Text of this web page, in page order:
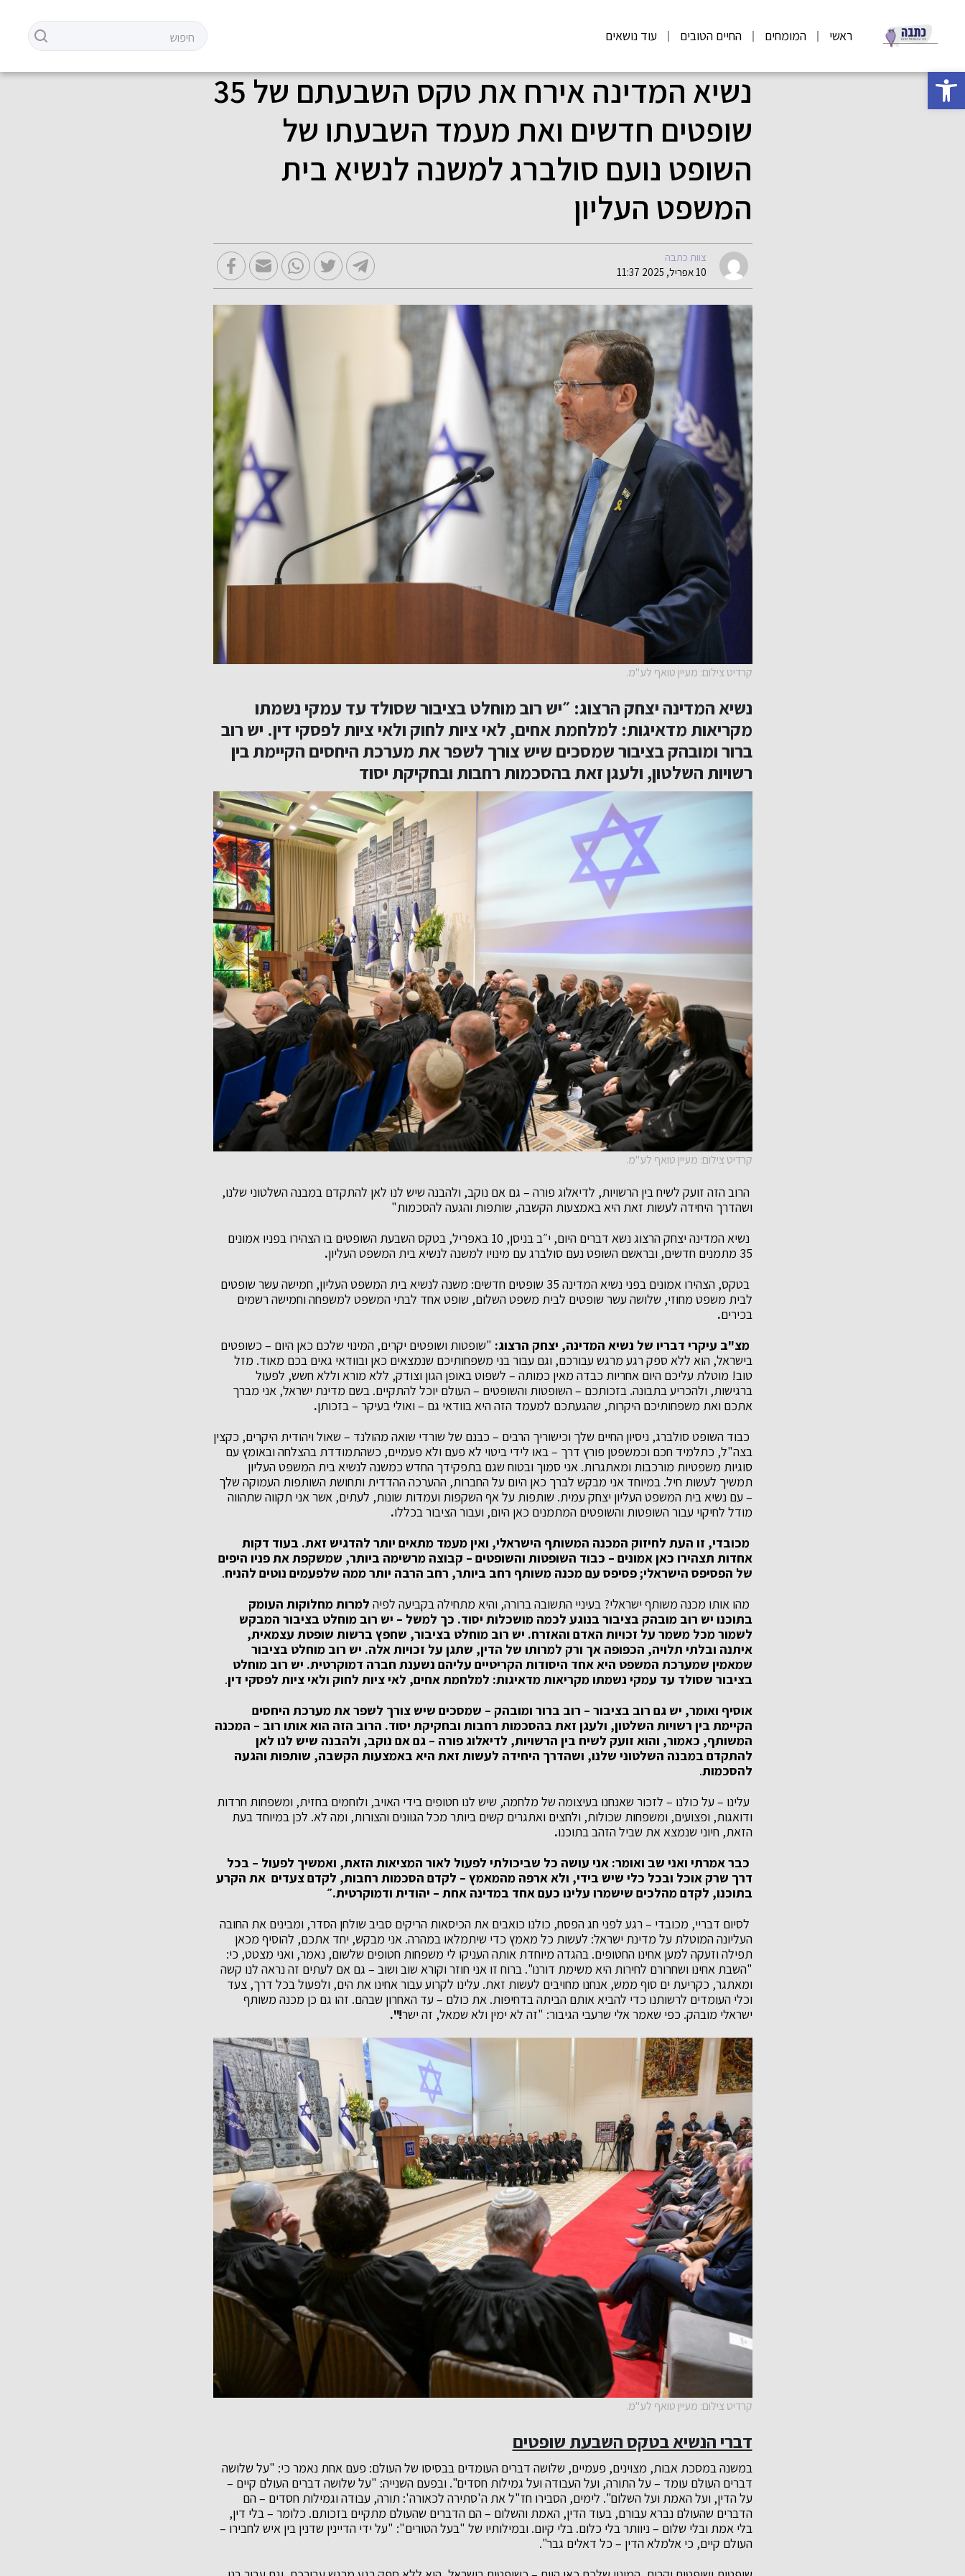
פתח סרגל נגישות
ראשי המומחים החיים הטובים עוד נושאים
נשיא המדינה אירח את טקס השבעתם של 35
שופטים חדשים ואת מעמד השבעתו של
השופט נועם סולברג למשנה לנשיא בית
המשפט העליון
צוות כתבה
10 אפריל, 2025 11:37
קרדיט צילום: מעיין טואף לע"מ.
נשיא המדינה יצחק הרצוג: ״יש רוב מוחלט בציבור שסולד עד עמקי נשמתו
מקריאות מדאיגות: למלחמת אחים, לאי ציות לחוק ולאי ציות לפסקי דין. יש רוב
ברור ומובהק בציבור שמסכים שיש צורך לשפר את מערכת היחסים הקיימת בין
רשויות השלטון, ולעגן זאת בהסכמות רחבות ובחקיקת יסוד
קרדיט צילום: מעיין טואף לע"מ.
הרוב הזה זועק לשיח בין הרשויות, לדיאלוג פורה – גם אם נוקב, ולהבנה שיש לנו לאן להתקדם במבנה השלטוני שלנו,
ושהדרך היחידה לעשות זאת היא באמצעות הקשבה, שותפות והגעה להסכמות"
נשיא המדינה יצחק הרצוג נשא דברים היום, י״ב בניסן, 10 באפריל, בטקס השבעת השופטים בו הצהירו בפניו אמונים
35 מתמנים חדשים, ובראשם השופט נעם סולברג עם מינויו למשנה לנשיא בית המשפט העליון
.
בטקס, הצהירו אמונים בפני נשיא המדינה 35 שופטים חדשים: משנה לנשיא בית המשפט העליון, חמישה עשר שופטים
לבית משפט מחוזי, שלושה עשר שופטים לבית משפט השלום, שופט אחד לבתי המשפט למשפחה וחמישה רשמים
בכירים.
מצ"ב עיקרי דבריו של נשיא המדינה, יצחק הרצוג: "שופטות ושופטים יקרים, המינוי שלכם כאן היום – כשופטים
בישראל, הוא ללא ספק רגע מרגש עבורכם, וגם עבור בני משפחותיכם שנמצאים כאן ובוודאי גאים בכם מאוד. מזל
טוב! מוטלת עליכם היום אחריות כבדה מאין כמותה – לשפוט באופן הגון וצודק, ללא מורא וללא חשש, לפעול
ברגישות, ולהכריע בתבונה. בזכותכם – השופטות והשופטים – העולם יוכל להתקיים. בשם מדינת ישראל, אני מברך
אתכם ואת משפחותיכם היקרות, שהגעתכם למעמד הזה היא בוודאי גם – ואולי בעיקר – בזכותן.
כבוד השופט סולברג, ניסיון החיים שלך וכישוריך הרבים – כבנם של שורדי שואה מהולנד – שאול ויהודית היקרים, כקצין
בצה"ל, כתלמיד חכם וכמשפטן פורץ דרך – באו לידי ביטוי לא פעם ולא פעמיים, כשהתמודדת בהצלחה ובאומץ עם
סוגיות משפטיות מורכבות ומאתגרות. אני סמוך ובטוח שגם בתפקידך החדש כמשנה לנשיא בית המשפט העליון
תמשיך לעשות חיל. במיוחד אני מבקש לברך כאן היום על החברות, ההערכה ההדדית ותחושת השותפות העמוקה שלך
– עם נשיא בית המשפט העליון יצחק עמית. שותפות על אף השקפות ועמדות שונות, לעתים, אשר אני תקווה שתהווה
מודל לחיקוי עבור השופטות והשופטים המתמנים כאן היום, ועבור הציבור בכללו.
מכובדי, זו העת לחיזוק המכנה המשותף הישראלי, ואין מעמד מתאים יותר להדגיש זאת. בעוד דקות
אחדות תצהירו כאן אמונים – כבוד השופטות והשופטים – קבוצה מרשימה ביותר, שמשקפת את פניו היפים
של הפסיפס הישראלי; פסיפס עם מכנה משותף רחב ביותר, רחב הרבה יותר ממה שלפעמים נוטים להניח.
מהו אותו מכנה משותף ישראלי? בעיניי התשובה ברורה, והיא מתחילה בקביעה לפיה למרות מחלוקות העומק
בתוכנו יש רוב מובהק בציבור בנוגע לכמה מושכלות יסוד. כך למשל – יש רוב מוחלט בציבור המבקש
לשמור מכל משמר על זכויות האדם והאזרח. יש רוב מוחלט בציבור, שחפץ ברשות שופטת עצמאית,
איתנה ובלתי תלויה, הכפופה אך ורק למרותו של הדין, שתגן על זכויות אלה. יש רוב מוחלט בציבור
שמאמין שמערכת המשפט היא אחד היסודות הקריטיים עליהם נשענת חברה דמוקרטית. יש רוב מוחלט
בציבור שסולד עד עמקי נשמתו מקריאות מדאיגות: למלחמת אחים, לאי ציות לחוק ולאי ציות לפסקי דין.
אוסיף ואומר, יש גם רוב בציבור – רוב ברור ומובהק – שמסכים שיש צורך לשפר את מערכת היחסים
הקיימת בין רשויות השלטון, ולעגן זאת בהסכמות רחבות ובחקיקת יסוד. הרוב הזה הוא אותו רוב – המכנה
המשותף, כאמור, והוא זועק לשיח בין הרשויות, לדיאלוג פורה – גם אם נוקב, ולהבנה שיש לנו לאן
להתקדם במבנה השלטוני שלנו, ושהדרך היחידה לעשות זאת היא באמצעות הקשבה, שותפות והגעה
להסכמות.
עלינו – על כולנו – לזכור שאנחנו בעיצומה של מלחמה, שיש לנו חטופים בידי האויב, ולוחמים בחזית, ומשפחות חרדות
ודואגות, ופצועים, ומשפחות שכולות, ולחצים ואתגרים קשים ביותר מכל הגוונים והצורות, ומה לא. לכן במיוחד בעת
הזאת, חיוני שנמצא את שביל הזהב בתוכנו.
כבר אמרתי ואני שב ואומר: אני עושה כל שביכולתי לפעול לאור המציאות הזאת, ואמשיך לפעול – בכל
דרך שרק אוכל ובכל כלי שיש בידי, ולא ארפה מהמאמץ – לקדם הסכמות רחבות, לקדם צעדים את הקרע
בתוכנו, לקדם מהלכים שישמרו עלינו כעם אחד במדינה אחת – יהודית ודמוקרטית.״
לסיום דבריי, מכובדי – רגע לפני חג הפסח, כולנו כואבים את הכיסאות הריקים סביב שולחן הסדר, ומבינים את החובה
העליונה המוטלת על מדינת ישראל: לעשות כל מאמץ כדי שיתמלאו במהרה. אני מבקש, יחד אתכם, להוסיף מכאן
תפילה וזעקה למען אחינו החטופים. בהגדה מיוחדת אותה העניקו לי משפחות חטופים שלשום, נאמר, ואני מצטט, כי:
"השבת אחינו ושחרורם לחירות היא משימת דורנו". ברוח זו אני חוזר וקורא שוב ושוב – גם אם לעתים זה נראה לנו קשה
ומאתגר, כקריעת ים סוף ממש, אנחנו מחויבים לעשות זאת. עלינו לקרוע עבור אחינו את הים, ולפעול בכל דרך, צעד
וכלי העומדים לרשותנו כדי להביא אותם הביתה בדחיפות. את כולם – עד האחרון שבהם. זהו גם כן מכנה משותף
ישראלי מובהק. כפי שאמר אלי שרעבי הגיבור: "זה לא ימין ולא שמאל, זה ישר!".
קרדיט צילום: מעיין טואף לע"מ.
דברי הנשיא בטקס השבעת שופטים
במשנה במסכת אבות, מצוינים, פעמיים, שלושה דברים העומדים בבסיסו של העולם: פעם אחת נאמר כי: "על שלושה
דברים העולם עומד – על התורה, ועל העבודה ועל גמילות חסדים". ובפעם השנייה: "על שלושה דברים העולם קיים –
על הדין, ועל האמת ועל השלום". לימים, הסבירו חז"ל את ה'סתירה לכאורה': תורה, עבודה וגמילות חסדים – הם
הדברים שהעולם נברא עבורם, בעוד הדין, האמת והשלום – הם הדברים שהעולם מתקיים בזכותם. כלומר – בלי דין,
בלי אמת ובלי שלום – ניוותר בלי כלום. בלי קיום. ובמילותיו של "בעל הטורים": "על ידי הדיינין שדנין בין איש לחבירו –
העולם קיים, כי אלמלא הדין – כל דאלים גבר".